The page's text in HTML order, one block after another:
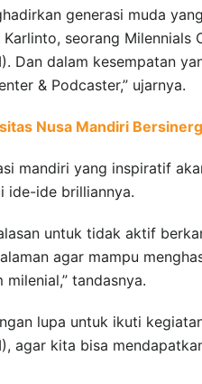
generasi muda
Karlinto, seorang
Dan dalam kesempatan
& Podcaster,” ujarnya.
Nusa Mandiri
mandiri yang inspiratif
ide-ide brilliannya.
untuk tidak aktif
agar mampu
tandasnya.
lupa untuk ikuti
agar kita bisa